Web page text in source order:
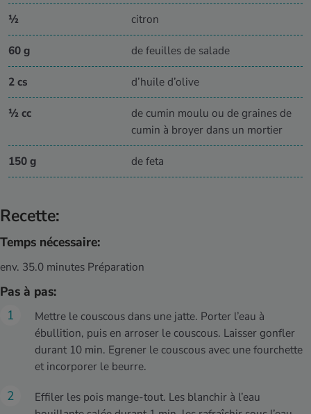
½ citron
60 g de feuilles de salade
2 cs d’huile d’olive
½ cc
de cumin moulu ou de graines de
cumin à broyer dans un mortier
150 g de feta
Recette:
Temps nécessaire:
env. 35.0 minutes Préparation
Pas à pas:
Mettre le couscous dans une jatte. Porter l’eau à
ébullition, puis en arroser le couscous. Laisser gonfler
durant 10 min. Egrener le couscous avec une fourchette
et incorporer le beurre.
Effiler les pois mange-tout. Les blanchir à l’eau